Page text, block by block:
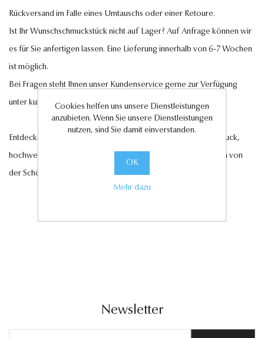
Rückversand im Falle eines Umtauschs oder einer Retoure.
Ist Ihr Wunschschmuckstück nicht auf Lager? Auf Anfrage können wir
es für Sie anfertigen lassen. Eine Lieferung innerhalb von 6-7 Wochen
ist möglich.
Bei Fragen steht Ihnen unser Kundenservice gerne zur Verfügung
unter kundenservice@antwerp-diamonds.de.
Entdecken Sie jetzt unsere exquisite Auswahl an Diamantschmuck,
hochwertigen Edelsteinen und edlen Perlen und lassen Sie sich von
der Schönheit und Eleganz unserer Kollektionen verzaubern.
Newsletter
Cookies helfen uns unsere Dienstleistungen
anzubieten. Wenn Sie unsere Dienstleistungen
nutzen, sind Sie damit einverstanden.
OK
Mehr dazu